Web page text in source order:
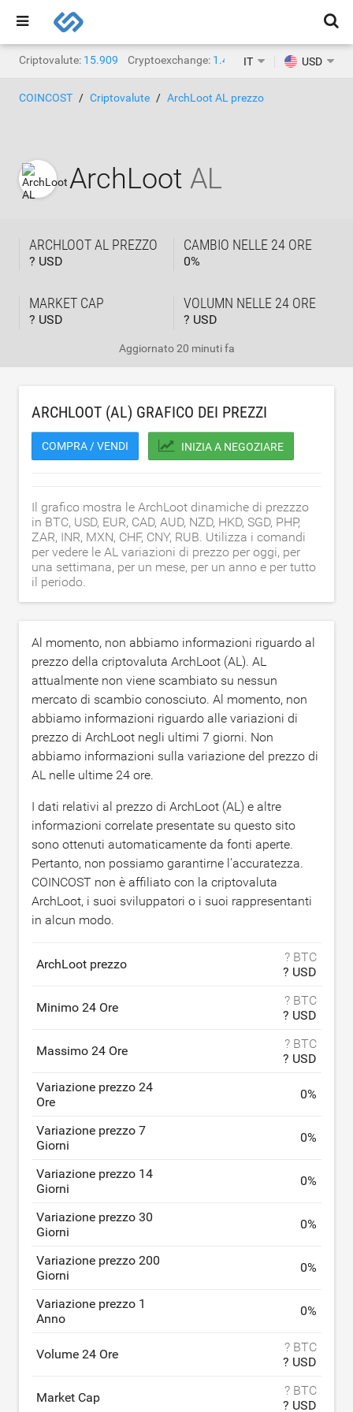
Criptovalute: 15.909 Cryptoexchange: 1.471 IT USD
COINCOST Criptovalute ArchLoot AL prezzo
ArchLoot AL
ARCHLOOT AL PREZZO
? USD
CAMBIO NELLE 24 ORE
0%
MARKET CAP
? USD
VOLUMN NELLE 24 ORE
? USD
Aggiornato20 minuti fa
ARCHLOOT (AL) GRAFICO DEI PREZZI
COMPRA / VENDI INIZIA A NEGOZIARE
Il grafico mostra le ArchLoot dinamiche di prezzzo
in BTC, USD, EUR, CAD, AUD, NZD, HKD, SGD, PHP,
ZAR, INR, MXN, CHF, CNY, RUB. Utilizza i comandi
per vedere le AL variazioni di prezzo per oggi, per
una settimana, per un mese, per un anno e per tutto
il periodo.
Al momento, non abbiamo informazioni riguardo al
prezzo della criptovaluta ArchLoot (AL). AL
attualmente non viene scambiato su nessun
mercato di scambio conosciuto. Al momento, non
abbiamo informazioni riguardo alle variazioni di
prezzo di ArchLoot negli ultimi 7 giorni. Non
abbiamo informazioni sulla variazione del prezzo di
AL nelle ultime 24 ore.
I dati relativi al prezzo di ArchLoot (AL) e altre
informazioni correlate presentate su questo sito
sono ottenuti automaticamente da fonti aperte.
Pertanto, non possiamo garantirne l'accuratezza.
COINCOST non è affiliato con la criptovaluta
ArchLoot, i suoi sviluppatori o i suoi rappresentanti
in alcun modo.
ArchLoot prezzo
? BTC
? USD
Minimo 24 Ore
? BTC
? USD
Massimo 24 Ore
? BTC
? USD
Variazione prezzo 24
Ore
0%
Variazione prezzo 7
Giorni
0%
Variazione prezzo 14
Giorni
0%
Variazione prezzo 30
Giorni
0%
Variazione prezzo 200
Giorni
0%
Variazione prezzo 1
Anno
0%
Volume 24 Ore
? BTC
? USD
Market Cap
? BTC
? USD